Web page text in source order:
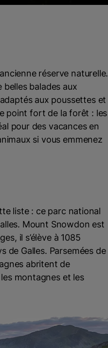
réserve naturelle.
balades aux
aux poussettes et
point fort de la forêt : les
pour des vacances en
si vous emmenez
liste : ce parc national
Mount Snowdon est
il s’élève à 1085
de Galles. Parsemées de
abritent de
montagnes et les